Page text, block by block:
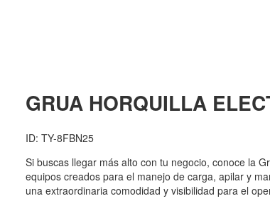
GRUA HORQUILLA
ID: TY-8FBN25
Si buscas llegar más alto con tu negocio, conoce la
equipos creados para el manejo de carga, apilar y
una extraordinaria comodidad y visibilidad para el